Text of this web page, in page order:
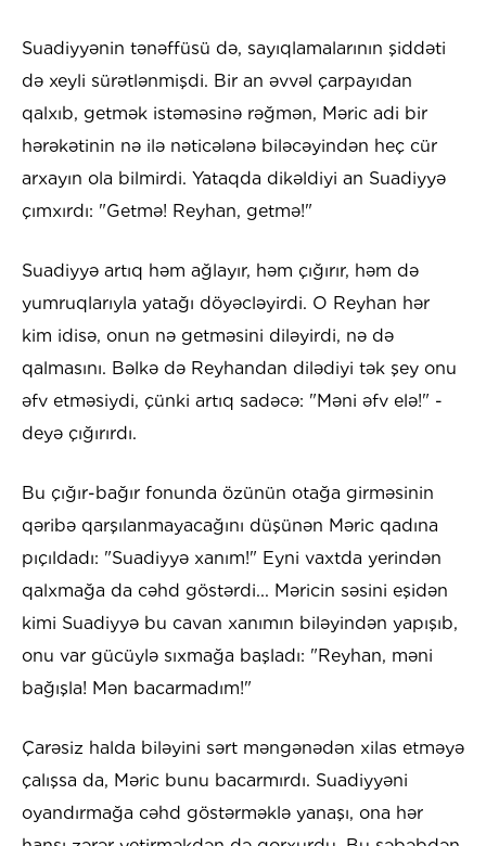
Suadiyyənin tənəffüsü də, sayıqlamalarının şiddəti
də xeyli sürətlənmişdi. Bir an əvvəl çarpayıdan
qalxıb, getmək istəməsinə rəğmən, Məric adi bir
hərəkətinin nə ilə nəticələnə biləcəyindən heç cür
arxayın ola bilmirdi. Yataqda dikəldiyi an Suadiyyə
çımxırdı: "Getmə! Reyhan, getmə!"
Suadiyyə artıq həm ağlayır, həm çığırır, həm də
yumruqlarıyla yatağı döyəcləyirdi. O Reyhan hər
kim idisə, onun nə getməsini diləyirdi, nə də
qalmasını. Bəlkə də Reyhandan dilədiyi tək şey onu
əfv etməsiydi, çünki artıq sadəcə: "Məni əfv elə!" -
deyə çığırırdı.
Bu çığır-bağır fonunda özünün otağa girməsinin
qəribə qarşılanmayacağını düşünən Məric qadına
pıçıldadı: "Suadiyyə xanım!" Eyni vaxtda yerindən
qalxmağa da cəhd göstərdi... Məricin səsini eşidən
kimi Suadiyyə bu cavan xanımın biləyindən yapışıb,
onu var gücüylə sıxmağa başladı: "Reyhan, məni
bağışla! Mən bacarmadım!"
Çarəsiz halda biləyini sərt məngənədən xilas etməyə
çalışsa da, Məric bunu bacarmırdı. Suadiyyəni
oyandırmağa cəhd göstərməklə yanaşı, ona hər